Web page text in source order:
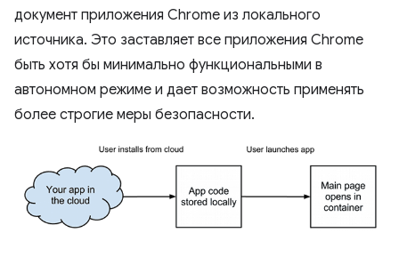
документ приложения Chrome из локального
источника. Это заставляет все приложения Chrome
быть хотя бы минимально функциональными в
автономном режиме и дает возможность применять
более строгие меры безопасности.